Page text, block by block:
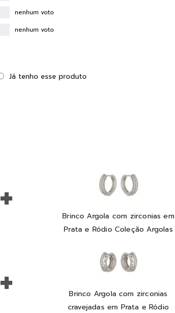
nenhum voto
nenhum voto
Já tenho esse produto
+
Brinco Argola com zirconias em
Prata e Ródio Coleção Argolas
+
Brinco Argola com zirconias
cravejadas em Prata e Ródio